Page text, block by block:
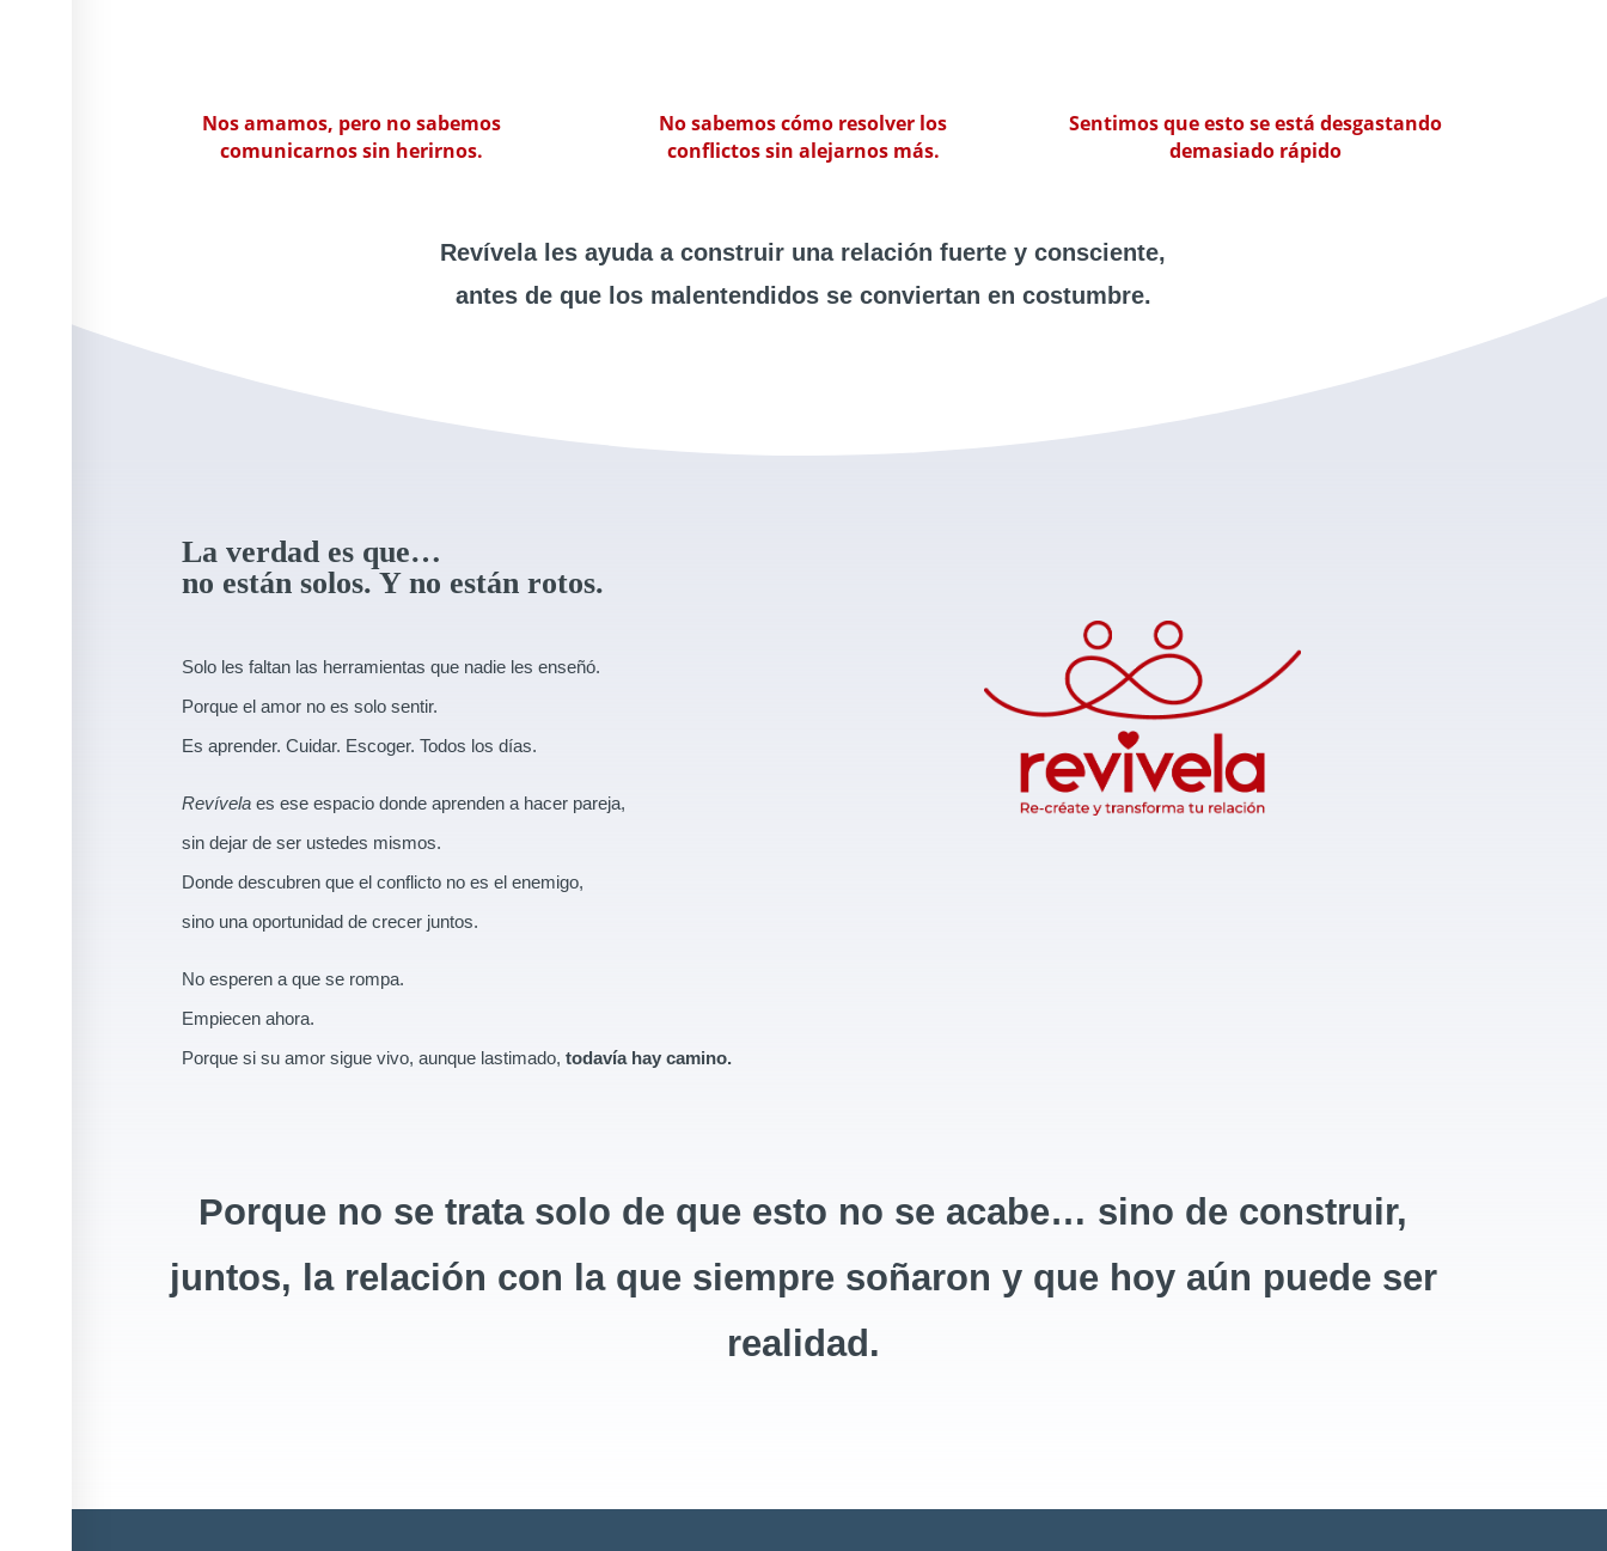
Nos amamos, pero no sabemos
comunicarnos sin herirnos.
No sabemos cómo resolver los
conflictos sin alejarnos más.
Sentimos que esto se está desgastando
demasiado rápido
Revívela les ayuda a construir una relación fuerte y consciente,
antes de que los malentendidos se conviertan en costumbre.
La verdad es que…
no están solos. Y no están rotos.
Solo les faltan las herramientas que nadie les enseñó.
Porque el amor no es solo sentir.
Es aprender. Cuidar. Escoger. Todos los días.
Revívela es ese espacio donde aprenden a hacer pareja,
sin dejar de ser ustedes mismos.
Donde descubren que el conflicto no es el enemigo,
sino una oportunidad de crecer juntos.
No esperen a que se rompa.
Empiecen ahora.
Porque si su amor sigue vivo, aunque lastimado,todavía hay camino.
Porque no se trata solo de que esto no se acabe… sino de construir,
juntos, la relación con la que siempre soñaron y que hoy aún puede ser
realidad.